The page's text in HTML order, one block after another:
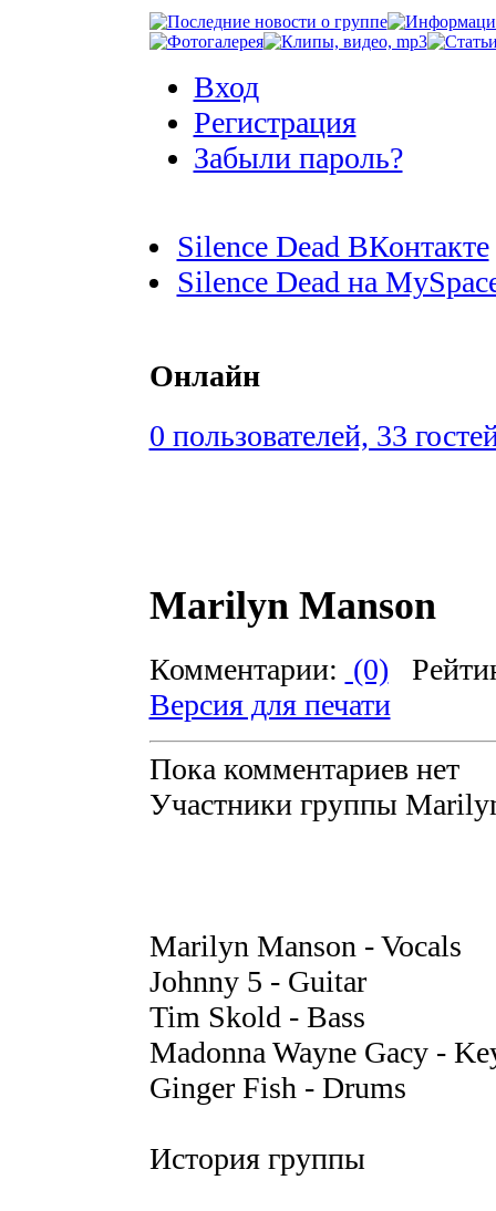
Вход
Регистрация
Забыли пароль?
Silence Dead ВКонтакте
Silence Dead на
Онлайн
0 пользователей, 33
Marilyn Manson
Комментарии: (0)
Версия для печати
Пока комментариев нет
Участники группы
Marilyn Manson - Vocals
Johnny 5 - Guitar
Tim Skold - Bass
Madonna Wayne Gacy -
Ginger Fish - Drums
История группы